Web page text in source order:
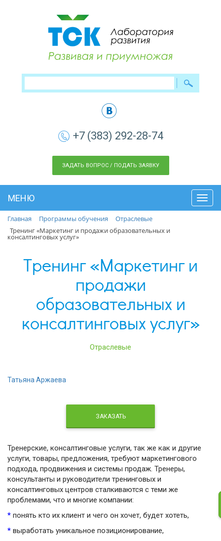
+7 (383) 292-28-74
ЗАДАТЬ ВОПРОС / ПОДАТЬ ЗАЯВКУ
МЕНЮ
Главная
Программы обучения
Отраслевые
Тренинг «Маркетинг и продажи образовательных и
консалтинговых услуг»
Тренинг «Маркетинг и
продажи
образовательных и
консалтинговых услуг»
Отраслевые
Татьяна Аржаева
ЗАКАЗАТЬ
Тренерские, консалтинговые услуги, так же как и другие
услуги, товары, предложения, требуют маркетингового
подхода, продвижения и системы продаж. Тренеры,
консультанты и руководители тренинговых и
консалтинговых центров сталкиваются с теми же
проблемами, что и многие компании:
* понять кто их клиент и чего он хочет, будет хотеть,
* выработать уникальное позиционирование,